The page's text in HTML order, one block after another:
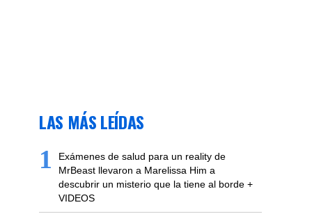
LAS MÁS LEÍDAS
1
Exámenes de salud para un reality de
MrBeast llevaron a Marelissa Him a
descubrir un misterio que la tiene al borde +
VIDEOS